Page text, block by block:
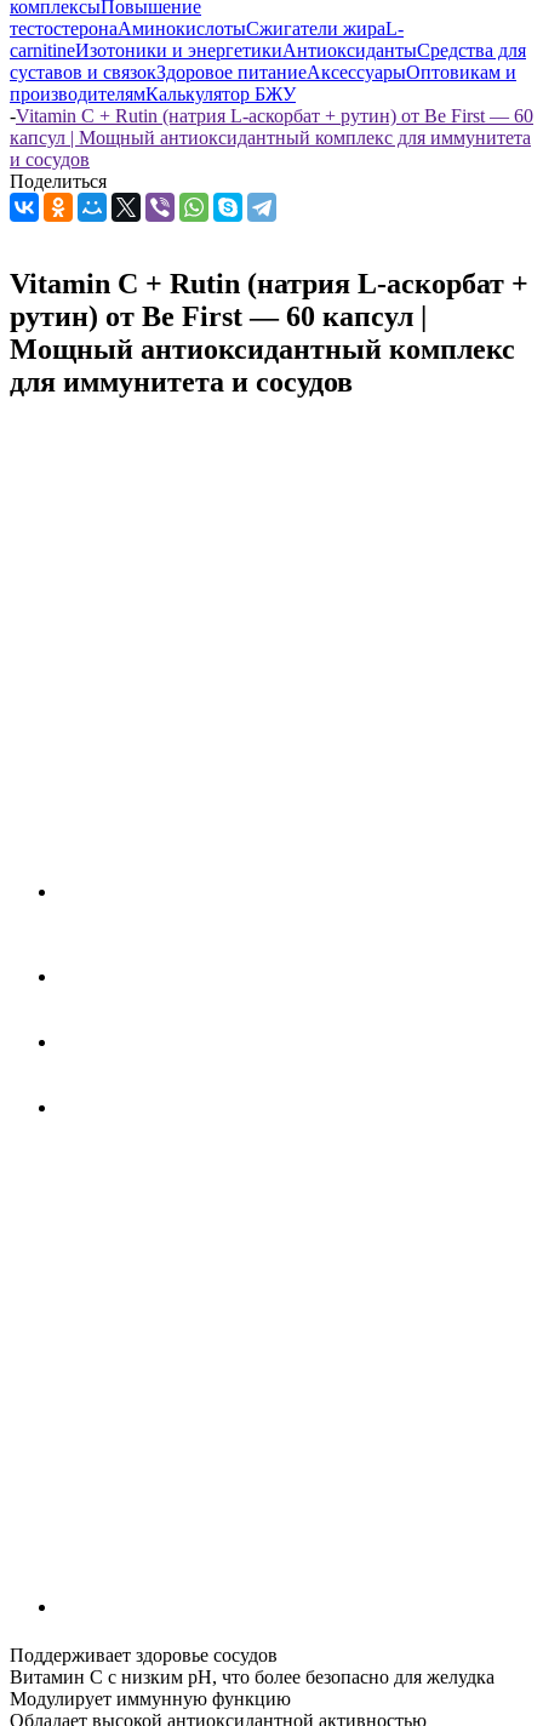
комплексыПовышение
тестостеронаАминокислотыСжигатели жираL-
carnitineИзотоники и энергетикиАнтиоксидантыСредства для
суставов и связокЗдоровое питаниеАксессуарыОптовикам и
производителямКалькулятор БЖУ
-Vitamin C + Rutin (натрия L-аскорбат + рутин) от Be First — 60
капсул | Мощный антиоксидантный комплекс для иммунитета
и сосудов
Поделиться
Vitamin C + Rutin (натрия L-аскорбат +
рутин) от Be First — 60 капсул |
Мощный антиоксидантный комплекс
для иммунитета и сосудов
Поддерживает здоровье сосудов
Витамин С с низким рН, что более безопасно для желудка
Модулирует иммунную функцию
Обладает высокой антиоксидантной активностью